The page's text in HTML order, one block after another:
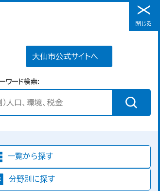
メニュー
大仙市公式サイトへ
ワード検索
一覧から探す
分野別に探す
閉じる